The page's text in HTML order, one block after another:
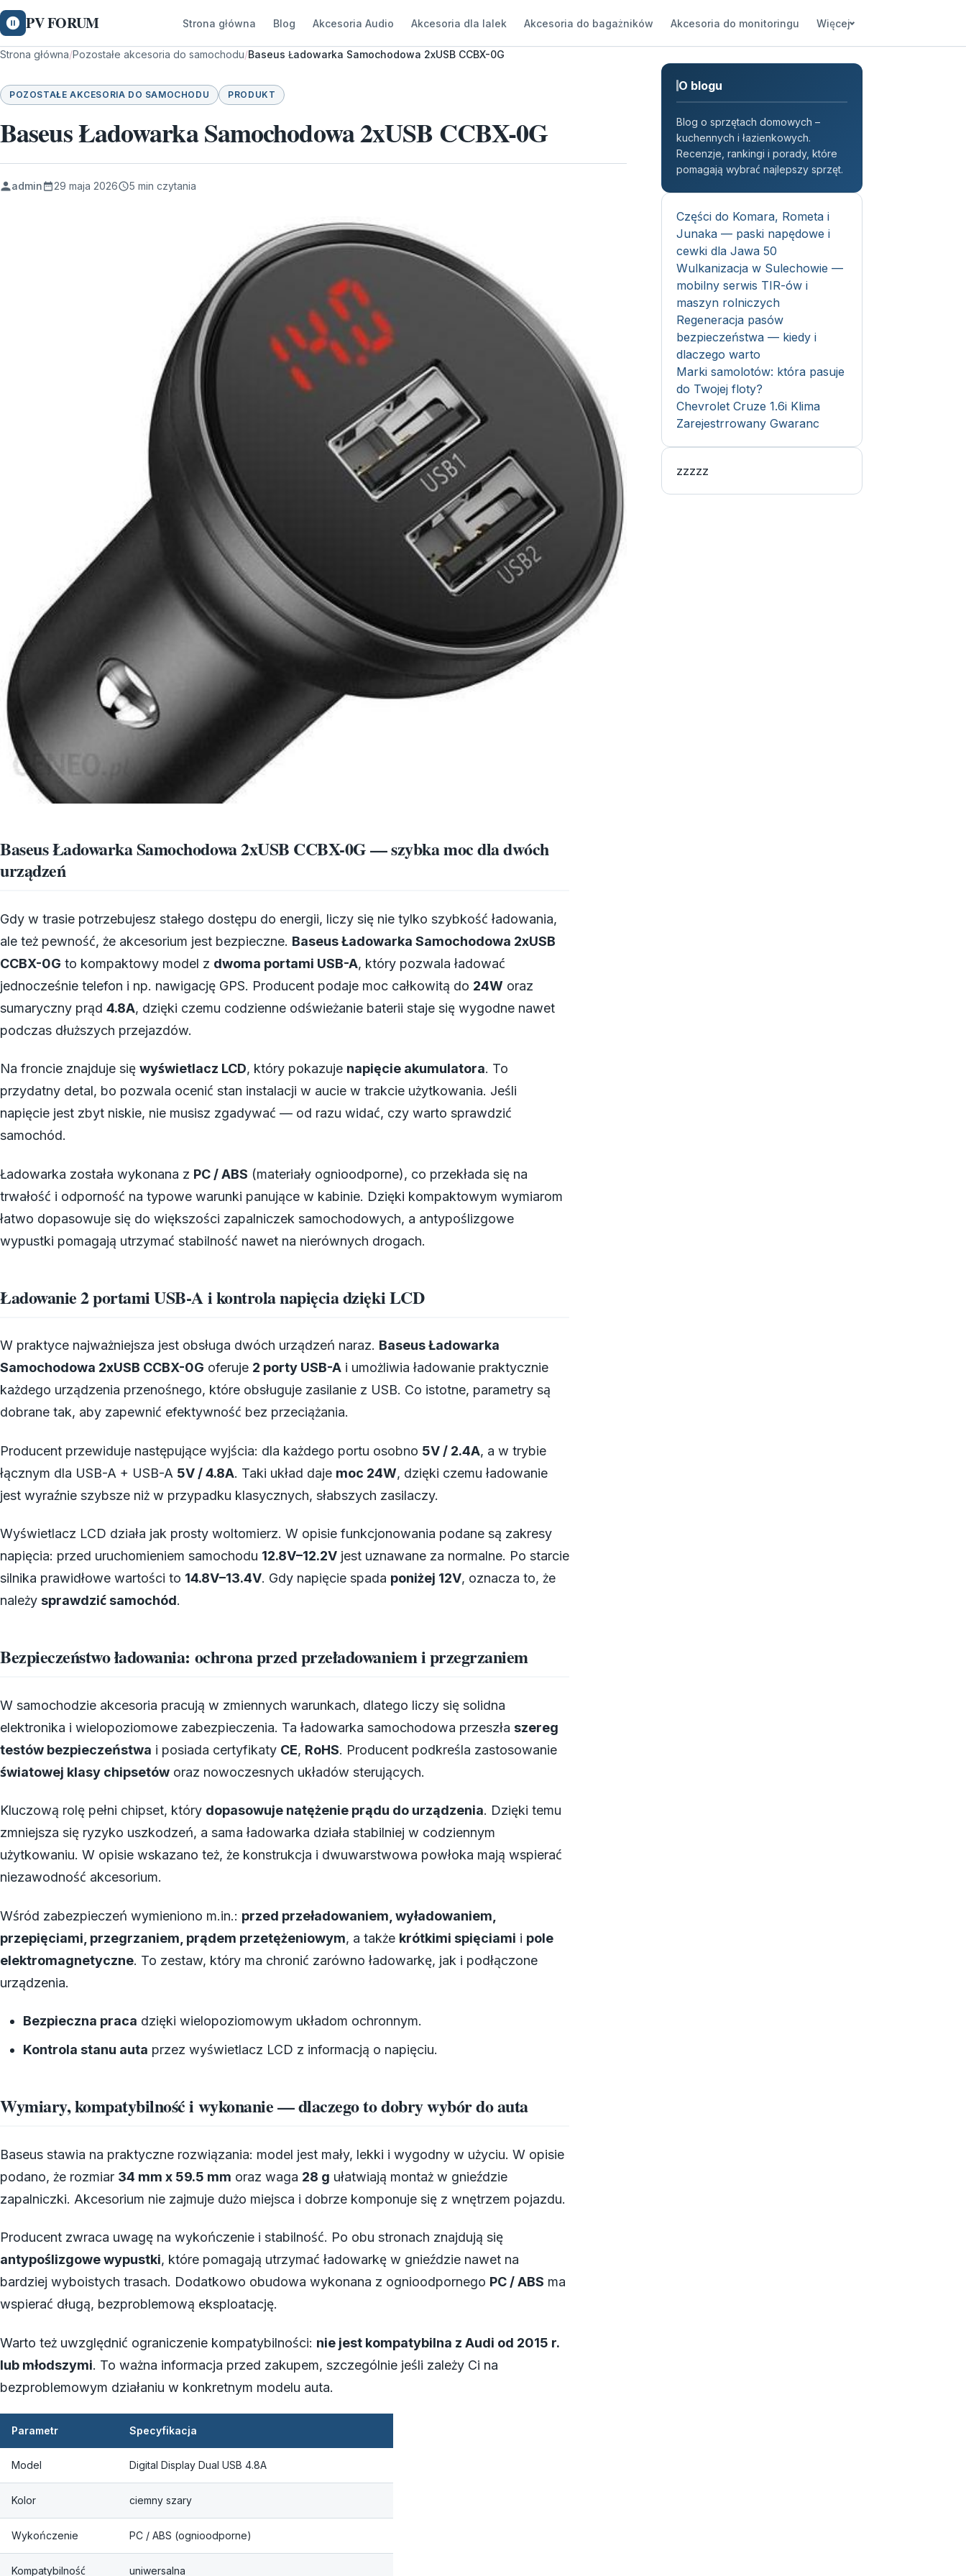
PV FORUM Strona główna Blog Akcesoria Audio Akcesoria dla lalek Akcesoria do bagażników Akcesoria do monitoringu Więcej
Strona główna/Pozostałe akcesoria do samochodu/Baseus Ładowarka Samochodowa 2xUSB CCBX-0G
POZOSTAŁE AKCESORIA DO SAMOCHODU PRODUKT
Baseus Ładowarka Samochodowa 2xUSB CCBX-0G
admin 29 maja 2026 5 min czytania
Baseus Ładowarka Samochodowa 2xUSB CCBX-0G — szybka moc dla dwóch
urządzeń
Gdy w trasie potrzebujesz stałego dostępu do energii, liczy się nie tylko szybkość ładowania,
ale też pewność, że akcesorium jest bezpieczne. Baseus Ładowarka Samochodowa 2xUSB
CCBX-0G to kompaktowy model z dwoma portami USB-A, który pozwala ładować
jednocześnie telefon i np. nawigację GPS. Producent podaje moc całkowitą do 24W oraz
sumaryczny prąd 4.8A, dzięki czemu codzienne odświeżanie baterii staje się wygodne nawet
podczas dłuższych przejazdów.
Na froncie znajduje się wyświetlacz LCD, który pokazuje napięcie akumulatora. To
przydatny detal, bo pozwala ocenić stan instalacji w aucie w trakcie użytkowania. Jeśli
napięcie jest zbyt niskie, nie musisz zgadywać — od razu widać, czy warto sprawdzić
samochód.
Ładowarka została wykonana z PC / ABS (materiały ognioodporne), co przekłada się na
trwałość i odporność na typowe warunki panujące w kabinie. Dzięki kompaktowym wymiarom
łatwo dopasowuje się do większości zapalniczek samochodowych, a antypoślizgowe
wypustki pomagają utrzymać stabilność nawet na nierównych drogach.
Ładowanie 2 portami USB-A i kontrola napięcia dzięki LCD
W praktyce najważniejsza jest obsługa dwóch urządzeń naraz. Baseus Ładowarka
Samochodowa 2xUSB CCBX-0G oferuje 2 porty USB-A i umożliwia ładowanie praktycznie
każdego urządzenia przenośnego, które obsługuje zasilanie z USB. Co istotne, parametry są
dobrane tak, aby zapewnić efektywność bez przeciążania.
Producent przewiduje następujące wyjścia: dla każdego portu osobno 5V / 2.4A, a w trybie
łącznym dla USB-A + USB-A 5V / 4.8A. Taki układ daje moc 24W, dzięki czemu ładowanie
jest wyraźnie szybsze niż w przypadku klasycznych, słabszych zasilaczy.
Wyświetlacz LCD działa jak prosty woltomierz. W opisie funkcjonowania podane są zakresy
napięcia: przed uruchomieniem samochodu 12.8V–12.2V jest uznawane za normalne. Po starcie
silnika prawidłowe wartości to 14.8V–13.4V. Gdy napięcie spada poniżej 12V, oznacza to, że
należy sprawdzić samochód.
Bezpieczeństwo ładowania: ochrona przed przeładowaniem i przegrzaniem
W samochodzie akcesoria pracują w zmiennych warunkach, dlatego liczy się solidna
elektronika i wielopoziomowe zabezpieczenia. Ta ładowarka samochodowa przeszła szereg
testów bezpieczeństwa i posiada certyfikaty CE, RoHS. Producent podkreśla zastosowanie
światowej klasy chipsetów oraz nowoczesnych układów sterujących.
Kluczową rolę pełni chipset, który dopasowuje natężenie prądu do urządzenia. Dzięki temu
zmniejsza się ryzyko uszkodzeń, a sama ładowarka działa stabilniej w codziennym
użytkowaniu. W opisie wskazano też, że konstrukcja i dwuwarstwowa powłoka mają wspierać
niezawodność akcesorium.
Wśród zabezpieczeń wymieniono m.in.: przed przeładowaniem, wyładowaniem,
przepięciami, przegrzaniem, prądem przetężeniowym, a także krótkimi spięciami i pole
elektromagnetyczne. To zestaw, który ma chronić zarówno ładowarkę, jak i podłączone
urządzenia.
Bezpieczna praca dzięki wielopoziomowym układom ochronnym.
Kontrola stanu auta przez wyświetlacz LCD z informacją o napięciu.
Wymiary, kompatybilność i wykonanie — dlaczego to dobry wybór do auta
Baseus stawia na praktyczne rozwiązania: model jest mały, lekki i wygodny w użyciu. W opisie
podano, że rozmiar 34 mm x 59.5 mm oraz waga 28 g ułatwiają montaż w gnieździe
zapalniczki. Akcesorium nie zajmuje dużo miejsca i dobrze komponuje się z wnętrzem pojazdu.
Producent zwraca uwagę na wykończenie i stabilność. Po obu stronach znajdują się
antypoślizgowe wypustki, które pomagają utrzymać ładowarkę w gnieździe nawet na
bardziej wyboistych trasach. Dodatkowo obudowa wykonana z ognioodpornego PC / ABS ma
wspierać długą, bezproblemową eksploatację.
Warto też uwzględnić ograniczenie kompatybilności: nie jest kompatybilna z Audi od 2015 r.
lub młodszymi. To ważna informacja przed zakupem, szczególnie jeśli zależy Ci na
bezproblemowym działaniu w konkretnym modelu auta.
Parametr Specyfikacja
Model Digital Display Dual USB 4.8A
Kolor ciemny szary
Wykończenie PC / ABS (ognioodporne)
Kompatybilność uniwersalna
O blogu
Blog o sprzętach domowych –
kuchennych i łazienkowych.
Recenzje, rankingi i porady, które
pomagają wybrać najlepszy sprzęt.
Części do Komara, Rometa i
Junaka — paski napędowe i
cewki dla Jawa 50
Wulkanizacja w Sulechowie —
mobilny serwis TIR-ów i
maszyn rolniczych
Regeneracja pasów
bezpieczeństwa — kiedy i
dlaczego warto
Marki samolotów: która pasuje
do Twojej floty?
Chevrolet Cruze 1.6i Klima
Zarejestrrowany Gwaranc
zzzzz